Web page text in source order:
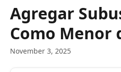
Agregar
Como Menor
November 3, 2025